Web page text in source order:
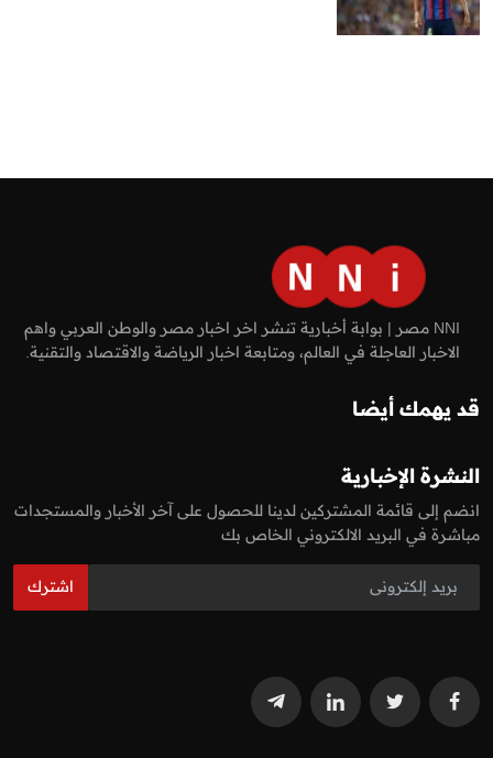
NNI مصر | بوابة أخبارية تنشر اخر اخبار مصر والوطن العربي واهم
الاخبار العاجلة في العالم، ومتابعة اخبار الرياضة والاقتصاد والتقنية.
قد يهمك أيضا
النشرة الإخبارية
انضم إلى قائمة المشتركين لدينا للحصول على آخر الأخبار والمستجدات
مباشرة في البريد الالكتروني الخاص بك
اشترك